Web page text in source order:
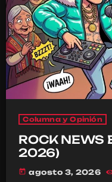
Columna y Opinión
ROCK NEWS
2026)
today agosto 3, 2026